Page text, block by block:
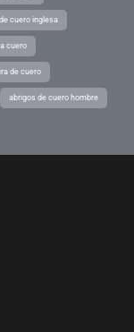
cuero inglesa
cuero
de cuero
abrigos de cuero hombre